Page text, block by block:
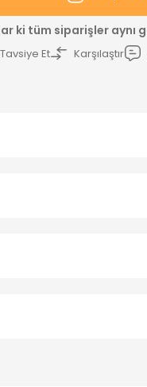
ki tüm siparişler aynı
Tavsiye Et Karşılaştır